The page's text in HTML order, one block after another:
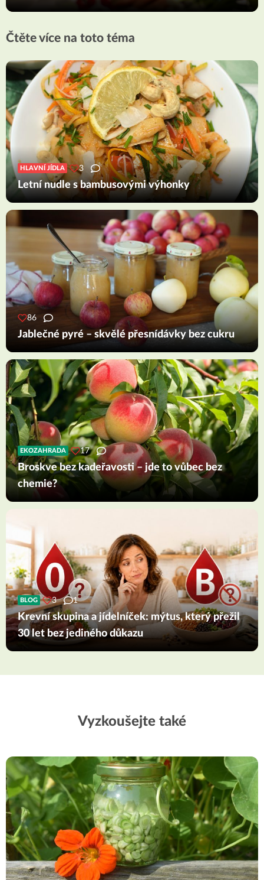
Čtěte více na toto téma
HLAVNÍ JÍDLA 3
Letní nudle s bambusovými výhonky
86
Jablečné pyré – skvělé přesnídávky bez cukru
EKOZAHRADA 17
Broskve bez kadeřavosti – jde to vůbec bez
chemie?
BLOG 3 1
Krevní skupina a jídelníček: mýtus, který přežil
30 let bez jediného důkazu
Vyzkoušejte také